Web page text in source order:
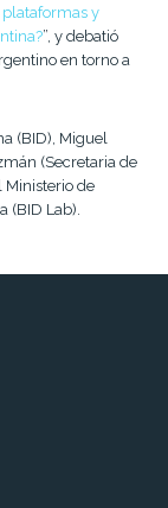
y
”, y debatió
en torno a
(BID), Miguel
(Secretaria de
Ministerio de
(BID Lab).